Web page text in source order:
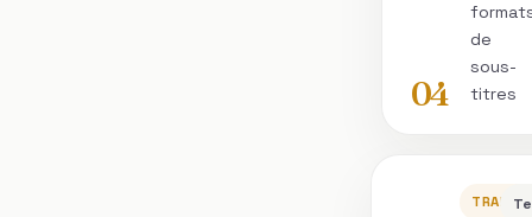
04
de
sous-
titres